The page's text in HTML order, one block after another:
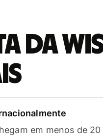
da
em menos de 20